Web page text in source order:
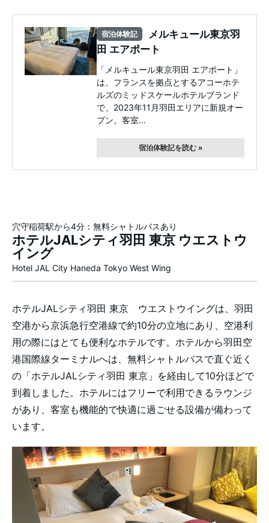
宿泊体験記
メルキュール東京羽
田 エアポート
「メルキュール東京羽田 エアポート」
は、フランスを拠点とするアコーホテ
ルズのミッドスケールホテルブランド
で、2023年11月羽田エリアに新規オー
プン。客室...
宿泊体験記を読む »
穴守稲荷駅から4分：無料シャトルバスあり
ホテルJALシティ羽田 東京 ウエストウ
イング
Hotel JAL City Haneda Tokyo West Wing
ホテルJALシティ羽田 東京 ウエストウイングは、羽田
空港から京浜急行空港線で約10分の立地にあり、空港利
用の際にはとても便利なホテルです。ホテルから羽田空
港国際線ターミナルへは、無料シャトルバスで直ぐ近く
の「ホテルJALシティ羽田 東京」を経由して10分ほどで
到着しました。ホテルにはフリーで利用できるラウンジ
があり、客室も機能的で快適に過ごせる設備が備わって
います。